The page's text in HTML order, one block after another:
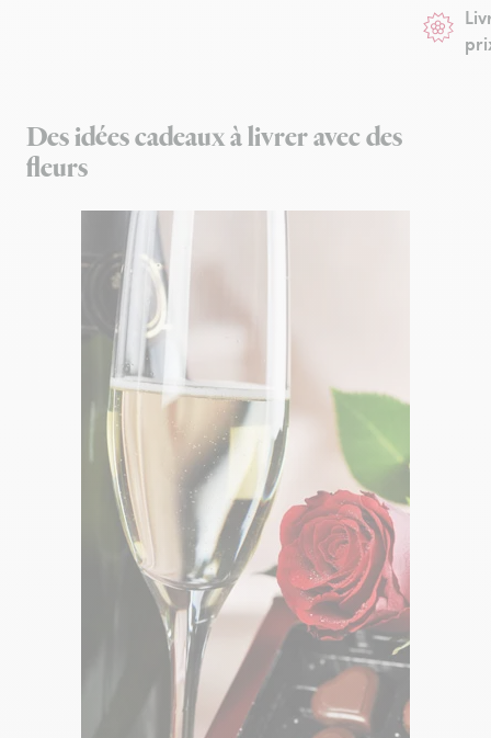
Des idées cadeaux à livrer avec des
fleurs